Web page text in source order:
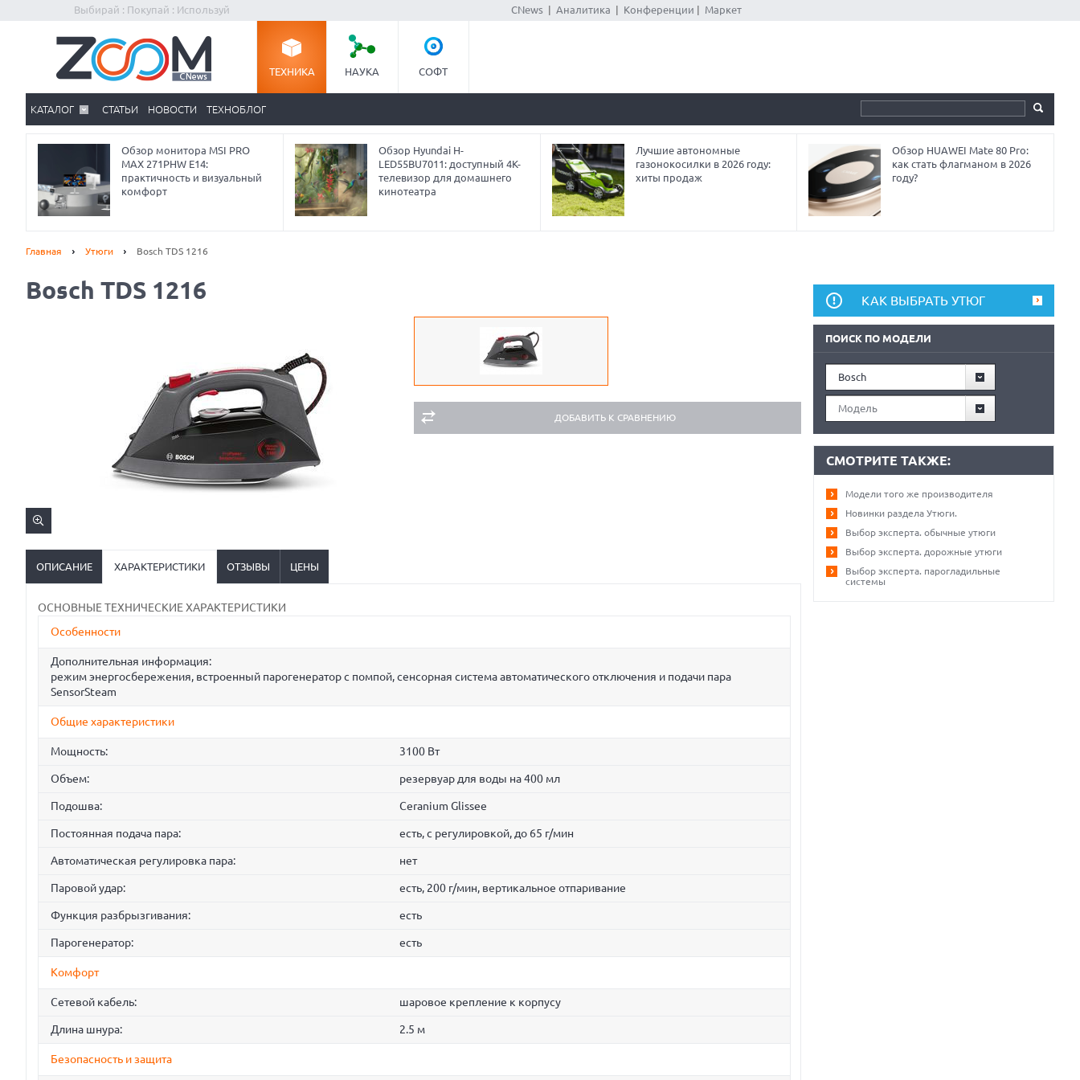
Выбирай : Покупай : Используй CNews| Аналитика Конференции Маркет
ТЕХНИКА НАУКА СОФТ
КАТАЛОГ СТАТЬИ НОВОСТИ ТЕХНОБЛОГ
Обзор монитора MSI PRO
MAX 271PHW E14:
практичность и визуальный
комфорт
Обзор Hyundai H-
LED55BU7011: доступный 4K-
телевизор для домашнего
кинотеатра
Лучшие автономные
газонокосилки в 2026 году:
хиты продаж
Обзор HUAWEI Mate 80 Pro:
как стать флагманом в 2026
году?
Главная Утюги Bosch TDS 1216
Bosch TDS 1216
ДОБАВИТЬ К СРАВНЕНИЮ
ОПИСАНИЕ ХАРАКТЕРИСТИКИ ОТЗЫВЫ ЦЕНЫ
ОСНОВНЫЕ ТЕХНИЧЕСКИЕ ХАРАКТЕРИСТИКИ
Особенности
Дополнительная информация:
режим энергосбережения, встроенный парогенератор с помпой, сенсорная система автоматического отключения и подачи пара
SensorSteam
Общие характеристики
Мощность: 3100 Вт
Объем: резервуар для воды на 400 мл
Подошва: Ceranium Glissee
Постоянная подача пара: есть, с регулировкой, до 65 г/мин
Автоматическая регулировка пара: нет
Паровой удар: есть, 200 г/мин, вертикальное отпаривание
Функция разбрызгивания: есть
Парогенератор: есть
Комфорт
Сетевой кабель: шаровое крепление к корпусу
Длина шнура: 2.5 м
Безопасность и защита
КАК ВЫБРАТЬ УТЮГ
ПОИСК ПО МОДЕЛИ
Bosch
Модель
СМОТРИТЕ ТАКЖЕ:
Модели того же производителя
Новинки раздела Утюги.
Выбор эксперта. обычные утюги
Выбор эксперта. дорожные утюги
Выбор эксперта. парогладильные
системы